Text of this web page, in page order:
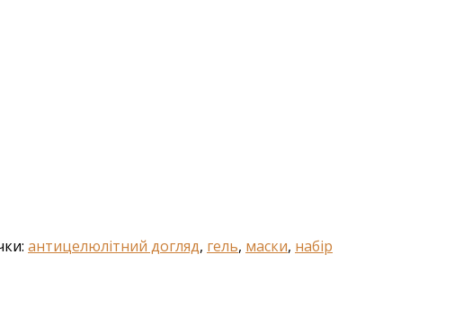
антицелюлітний догляд, гель, маски, набір